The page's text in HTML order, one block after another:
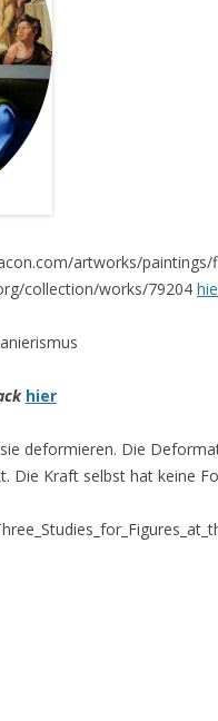
artworks/paintings/
collection/works/79204
hier
deformieren. Die
Die Kraft selbst hat keine